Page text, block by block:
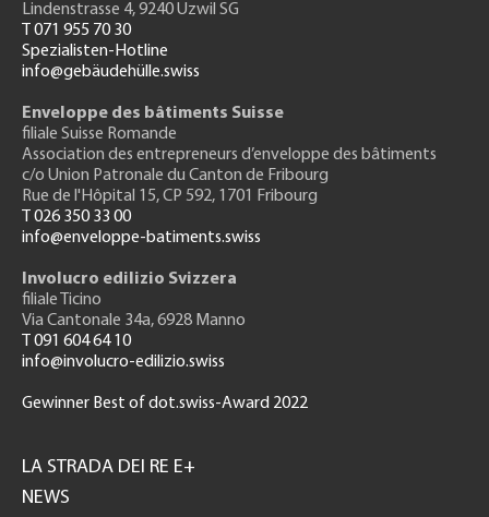
Lindenstrasse 4, 9240 Uzwil SG
T 071 955 70 30
Spezialisten-Hotline
info@gebäudehülle.swiss
Enveloppe des bâtiments Suisse
filiale Suisse Romande
Association des entrepreneurs d’enveloppe des bâtiments
c/o Union Patronale du Canton de Fribourg
Rue de l'Hôpital 15, CP 592, 1701 Fribourg
T 026 350 33 00
info@enveloppe-batiments.swiss
Involucro edilizio Svizzera
filiale Ticino
Via Cantonale 34a, 6928 Manno
T 091 604 64 10
info@involucro-edilizio.swiss
Gewinner Best of dot.swiss-Award 2022
GH
LA STRADA DEI RE E+
NEWS